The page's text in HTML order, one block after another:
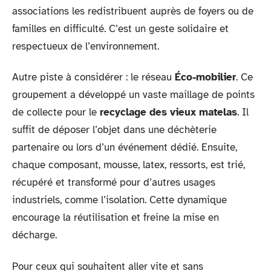
associations les redistribuent auprès de foyers ou de
familles en difficulté. C’est un geste solidaire et
respectueux de l’environnement.
Autre piste à considérer : le réseau Éco-mobilier. Ce
groupement a développé un vaste maillage de points
de collecte pour le recyclage des vieux matelas. Il
suffit de déposer l’objet dans une déchèterie
partenaire ou lors d’un événement dédié. Ensuite,
chaque composant, mousse, latex, ressorts, est trié,
récupéré et transformé pour d’autres usages
industriels, comme l’isolation. Cette dynamique
encourage la réutilisation et freine la mise en
décharge.
Pour ceux qui souhaitent aller vite et sans